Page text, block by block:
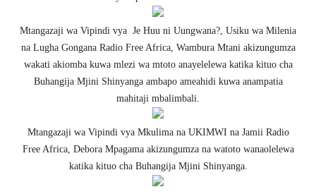
Mtangazaji wa Vipindi vya Je Huu ni Uungwana?, Usiku wa Milenia
na Lugha Gongana Radio Free Africa, Wambura Mtani akizungumza
wakati akiomba kuwa mlezi wa mtoto anayelelewa katika kituo cha
Buhangija Mjini Shinyanga ambapo ameahidi kuwa anampatia
mahitaji mbalimbali.
Mtangazaji wa Vipindi vya Mkulima na UKIMWI na Jamii Radio
Free Africa, Debora Mpagama akizungumza na watoto wanaolelewa
katika kituo cha Buhangija Mjini Shinyanga.